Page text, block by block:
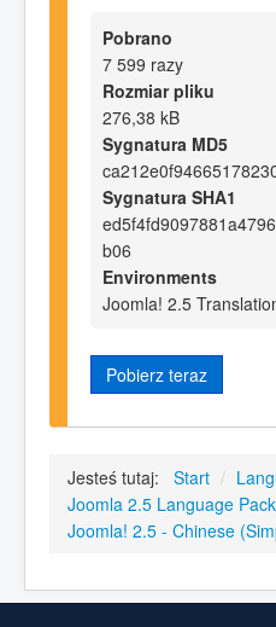
Pobrano
7 599 razy
Rozmiar pliku
276,38 kB
Sygnatura MD5
Sygnatura SHA1
b06
Environments
Joomla! 2.5
Pobierz teraz
Jesteś tutaj: Start /
Joomla 2.5 Language
Joomla! 2.5 - Chinese